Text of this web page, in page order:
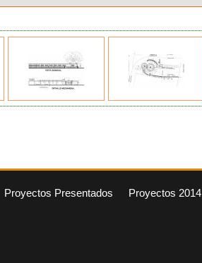
Proyectos Presentados Proyectos 2014